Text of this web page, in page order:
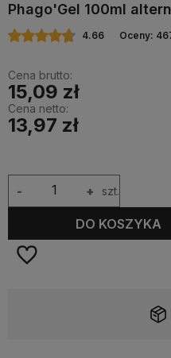
Phago'Gel 100ml
4.66 Oceny:
Cena brutto:
15,09 zł
Cena netto:
13,97 zł
+
- szt.
DO KOSZYKA